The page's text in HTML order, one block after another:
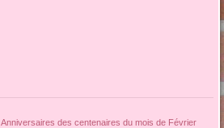
Anniversaires des centenaires du mois de Février